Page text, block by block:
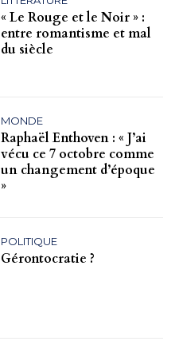
« Le Rouge et le Noir » :
entre romantisme et mal
du siècle
MONDE
Raphaël Enthoven : « J’ai
vécu ce 7 octobre comme
un changement d’époque
»
POLITIQUE
Gérontocratie ?